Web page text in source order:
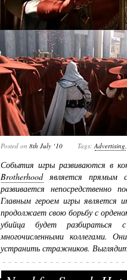
9 10 11 12 14
Posted on 8th July ‘10 Tags: Advertising
События игры развиваются в
Brotherhoodявляется прямым
развивается непосредственно
Главным героем игры является
продолжает свою борьбу с
убийца будет разбираться
многочисленными коллегами.
устранить стражников.